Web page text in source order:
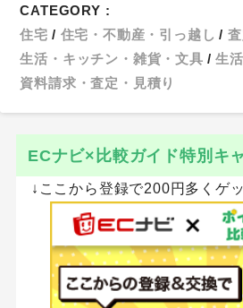
CATEGORY :
住宅
住宅・不動産・引っ越し
生活・キッチン・雑貨・文具
生
資料請求・査定・見積り
ECナビ×比較ガイド特別キ
↓ここから登録で200円多くゲッ